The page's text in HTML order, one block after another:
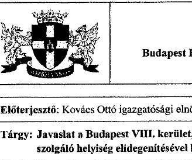
Budapest
Előterjesztő: Kovacs Otto igazgatósági
Tárgy: Javaslat a Budapest VIII.
szolgáló helyiség elidegenítésével